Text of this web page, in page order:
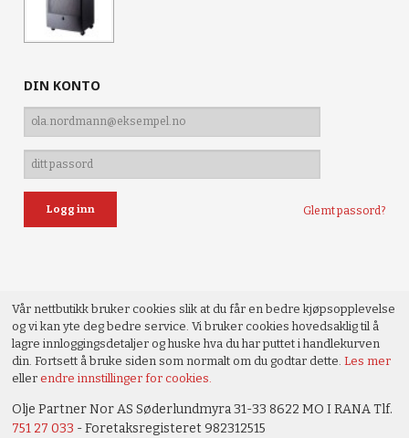
DIN KONTO
Glemt passord?
Vår nettbutikk bruker cookies slik at du får en bedre kjøpsopplevelse
og vi kan yte deg bedre service. Vi bruker cookies hovedsaklig til å
lagre innloggingsdetaljer og huske hva du har puttet i handlekurven
din. Fortsett å bruke siden som normalt om du godtar dette.Les mer
ellerendre innstillinger for cookies.
Olje Partner Nor AS Søderlundmyra 31-33 8622 MO I RANA Tlf.
751 27 033 - Foretaksregisteret 982312515